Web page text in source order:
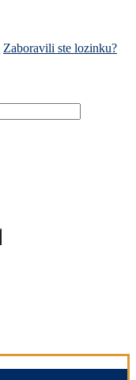
Zaboravili ste lozinku?